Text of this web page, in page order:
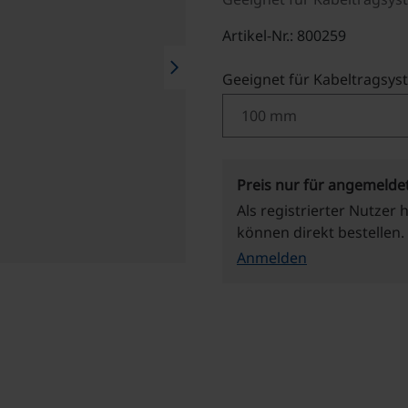
chevron_right
Artikel-Nr.: 800259
Geeignet für
Preis nur für
Als registrierter Nutzer
können direkt bestellen.
Anmelden